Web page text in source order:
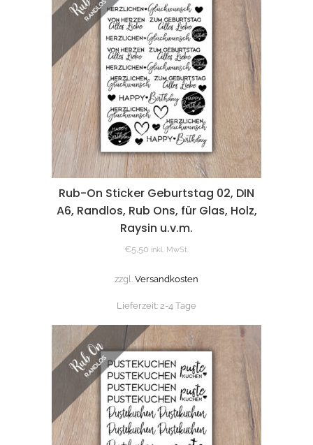
Rub-On Sticker Geburtstag 02, DIN
A6, Randlos, Rub Ons, für Glas, Holz,
Raysin u.v.m.
€5,50 inkl. MwSt.
zzgl. Versandkosten
Lieferzeit: 2-4 Tage